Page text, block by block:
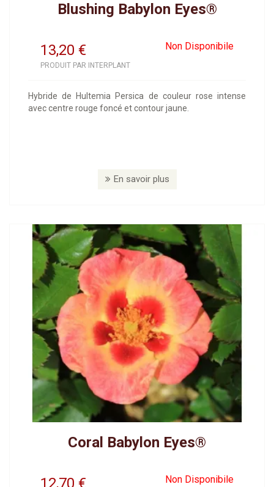
Blushing Babylon Eyes®
13,20 Non Disponibile
€
PRODUIT PAR INTERPLANT
Hybride de Hultemia Persica de couleur rose intense
avec centre rouge foncé et contour jaune.
En savoir plus
Coral Babylon Eyes®
12,70 Non Disponibile
€